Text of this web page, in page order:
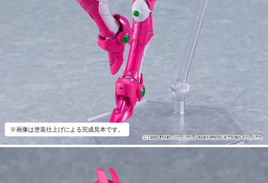
※画像は塗装仕上げによる完成見本です。